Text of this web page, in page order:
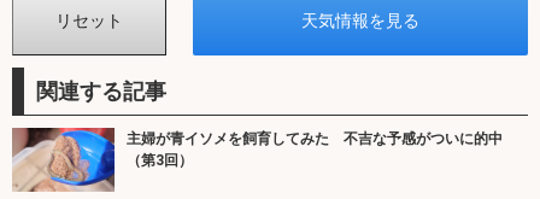
関連する記事
主婦が青イソメを飼育してみた 不吉な予感がついに的中
（第3回）